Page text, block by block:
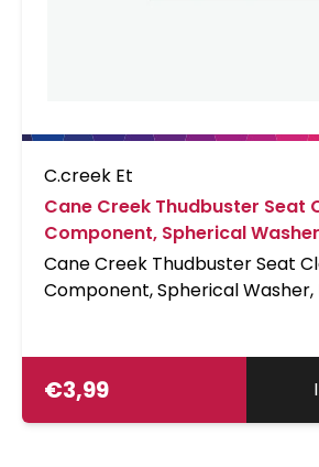
C.creek Et
Cane Creek Thudbuster Seat
Component, Spherical Washer,
Zwart
Cane Creek Thudbuster Seat
Component, Spherical Washer,
€3,99